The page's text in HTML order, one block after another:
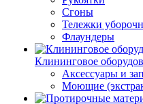
Сгоны
Тележки
Флаундеры
Клининговое
Аксессуары и
Моющие